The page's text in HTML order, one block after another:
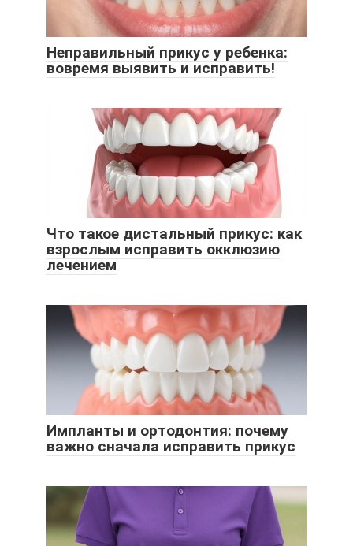
Неправильный прикус у ребенка:
вовремя выявить и исправить!
Что такое дистальный прикус: как
взрослым исправить окклюзию
лечением
Импланты и ортодонтия: почему
важно сначала исправить прикус